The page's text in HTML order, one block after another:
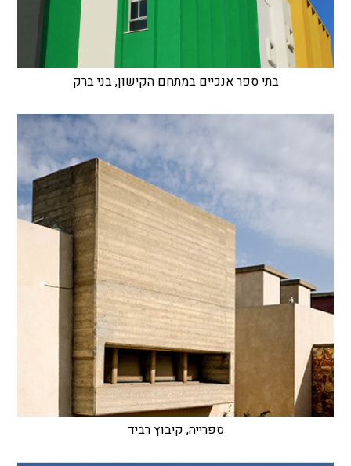
בתי ספר אנכיים במתחם הקישון, בני ברק
ספרייה, קיבוץ רביד